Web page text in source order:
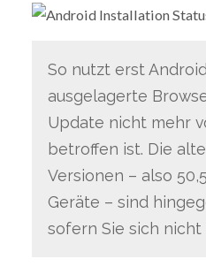
So nutzt erst
ausgelagerte
Update nicht mehr
betroffen ist. Die
Versionen – also
Geräte – sind
sofern Sie sich nicht